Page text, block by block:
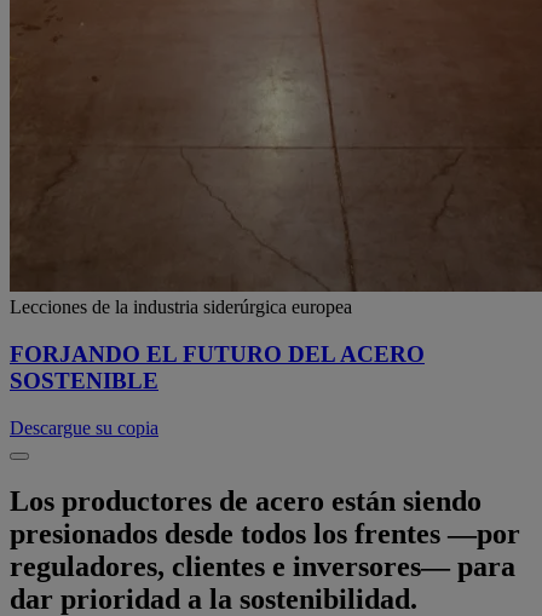
Lecciones de la industria siderúrgica europea
FORJANDO EL FUTURO DEL ACERO
SOSTENIBLE
Descargue su copia
Los productores de acero están siendo
presionados desde todos los frentes —por
reguladores, clientes e inversores— para
dar prioridad a la sostenibilidad.